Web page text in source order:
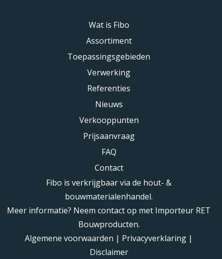
Wat is Fibo
Assortiment
Toepassingsgebieden
Verwerking
Referenties
Nieuws
Verkooppunten
Prijsaanvraag
FAQ
Contact
Fibo is verkrijgbaar via de hout- &
bouwmaterialenhandel.
Meer informatie? Neem contact op met Importeur RET
Bouwproducten.
Algemene voorwaarden | Privacyverklaring |
Disclaimer